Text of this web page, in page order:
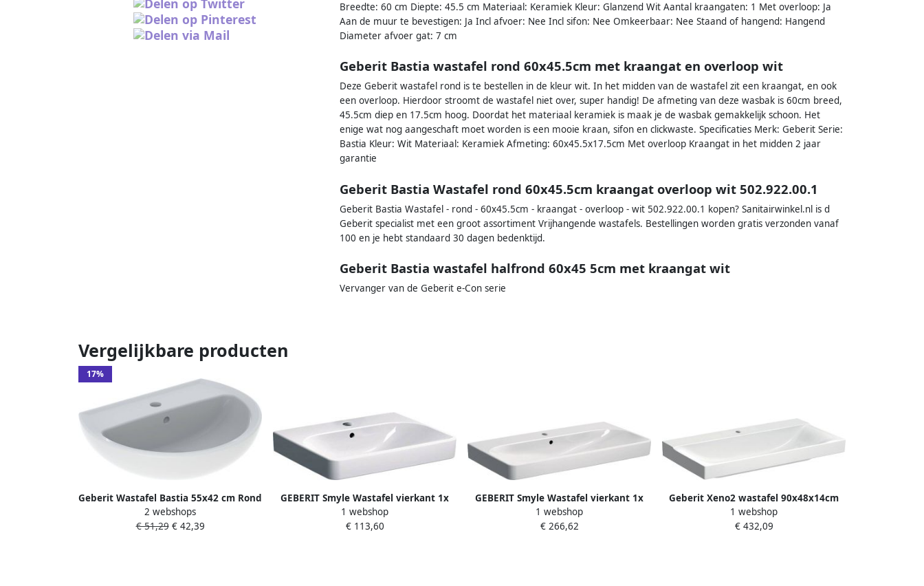
Breedte: 60 cm Diepte: 45.5 cm Materiaal: Keramiek Kleur: Glanzend Wit Aantal kraangaten: 1 Met overloop: Ja
Aan de muur te bevestigen: Ja Incl afvoer: Nee Incl sifon: Nee Omkeerbaar: Nee Staand of hangend: Hangend
Diameter afvoer gat: 7 cm
Geberit Bastia wastafel rond 60x45.5cm met kraangat en overloop wit
Deze Geberit wastafel rond is te bestellen in de kleur wit. In het midden van de wastafel zit een kraangat, en ook
een overloop. Hierdoor stroomt de wastafel niet over, super handig! De afmeting van deze wasbak is 60cm breed,
45.5cm diep en 17.5cm hoog. Doordat het materiaal keramiek is maak je de wasbak gemakkelijk schoon. Het
enige wat nog aangeschaft moet worden is een mooie kraan, sifon en clickwaste. Specificaties Merk: Geberit Serie:
Bastia Kleur: Wit Materiaal: Keramiek Afmeting: 60x45.5x17.5cm Met overloop Kraangat in het midden 2 jaar
garantie
Geberit Bastia Wastafel rond 60x45.5cm kraangat overloop wit 502.922.00.1
Geberit Bastia Wastafel - rond - 60x45.5cm - kraangat - overloop - wit 502.922.00.1 kopen? Sanitairwinkel.nl is d
Geberit specialist met een groot assortiment Vrijhangende wastafels. Bestellingen worden gratis verzonden vanaf
100 en je hebt standaard 30 dagen bedenktijd.
Geberit Bastia wastafel halfrond 60x45 5cm met kraangat wit
Vervanger van de Geberit e-Con serie
Vergelijkbare producten
17%
Geberit Wastafel Bastia 55x42 cm Rond
met Kraangat met Overloop Glans Wit
2 webshops
€ 51,29€ 42,39
GEBERIT Smyle Wastafel vierkant 1x
waskom kraangat midden overloop
keramiek 600 x 480 x 165mm (BxDxH)
1 webshop
€ 113,60
GEBERIT Smyle Wastafel vierkant 1x
waskom kraangat midden overloop
keramiek 900 x 480 x 165mm (BxDxH)
1 webshop
€ 266,62
Geberit Xeno2 wastafel 90x48x14cm
met kraangat zonder overloop
KeraTect wit 500.531.01.1
1 webshop
€ 432,09